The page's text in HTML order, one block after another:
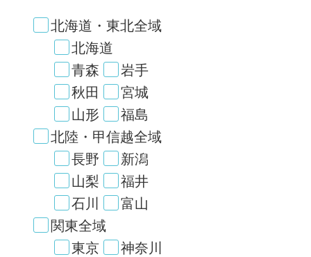
北海道・東北全域
北海道
青森
岩手
秋田
宮城
山形
福島
北陸・甲信越全域
長野
新潟
山梨
福井
石川
富山
関東全域
東京
神奈川